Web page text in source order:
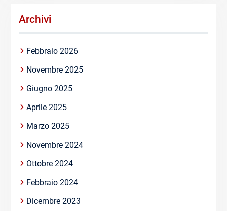
Archivi
Febbraio 2026
Novembre 2025
Giugno 2025
Aprile 2025
Marzo 2025
Novembre 2024
Ottobre 2024
Febbraio 2024
Dicembre 2023